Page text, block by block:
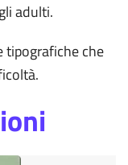
adulti.
tipografiche che